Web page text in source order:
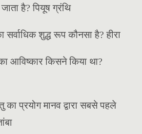
है? पियूष ग्रंथि
सर्वाधिक शुद्ध रूप कौनसा है? हीरा
आविष्कार किसने किया था?
का प्रयोग मानव द्वारा सबसे पहले